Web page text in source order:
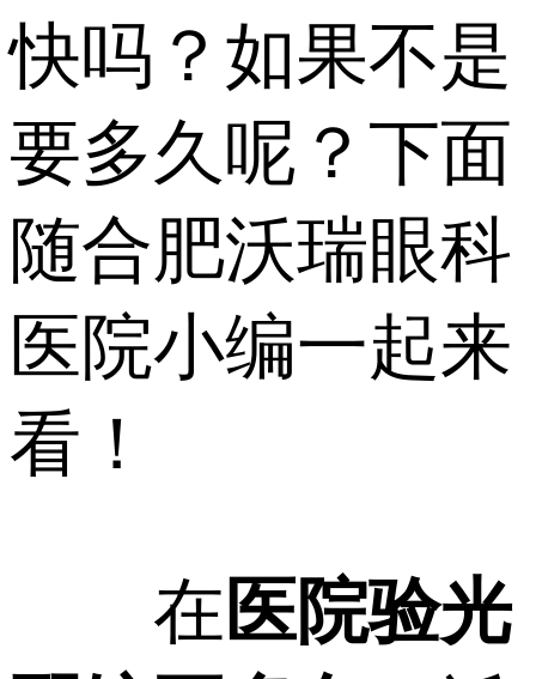
快吗？如果不是
要多久呢？下面
随合肥沃瑞眼科
医院小编一起来
看！
在医院验光